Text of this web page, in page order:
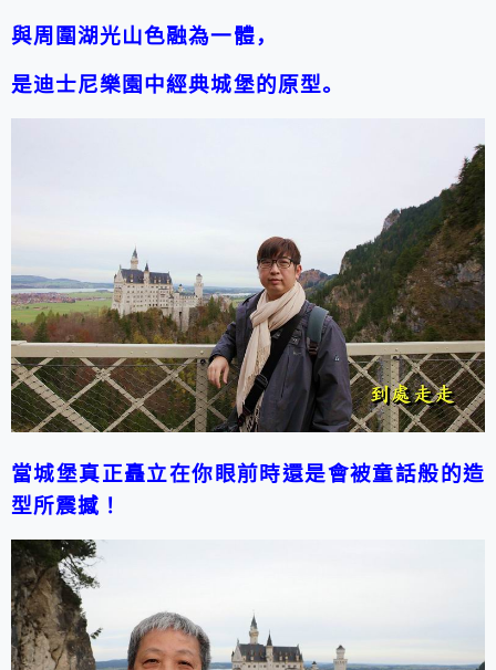
與周圍湖光山色融為一體，
是迪士尼樂園中經典城堡的原型。
當城堡真正矗立在你眼前時還是會被童話般的造
型所震撼！